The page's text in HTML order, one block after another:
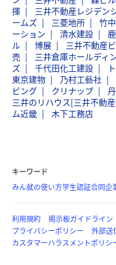
揮
三井不動産レジデン
ームズ
三菱地所 竹
ーション
清水建設
ル
博展 三井不動産
売
三井倉庫ホールディ
ズ
千代田化工建設
東京建物
乃村工藝社
ビング
クリナップ
三井のリハウス[三井不動
ム近畿
木下工務店
キーワード
みん就の使い方学生認証合同企
利用規約 掲示板ガイドライン
プライバシーポリシー
外部送
カスタマーハラスメントポリシ